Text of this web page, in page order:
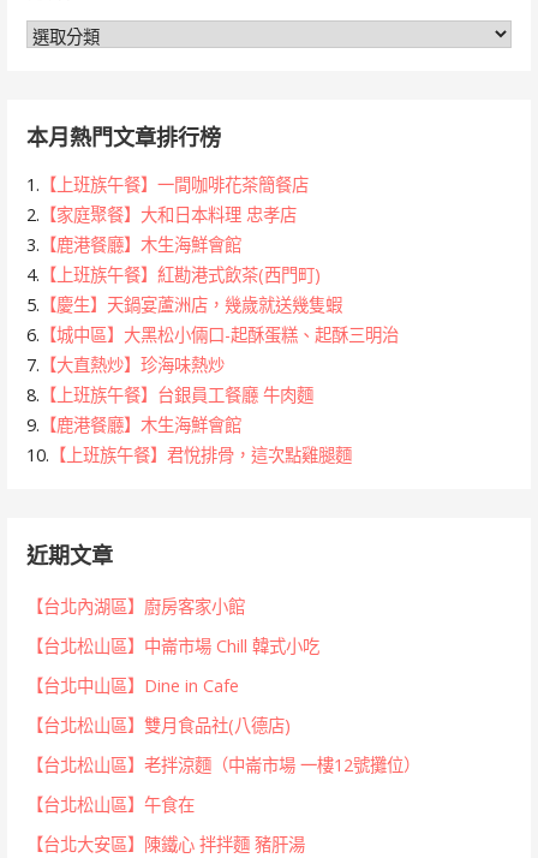
分
本月熱門文章排行榜
1. 【上班族午餐】一間咖啡花茶簡餐店
2. 【家庭聚餐】大和日本料理 忠孝店
3. 【鹿港餐廳】木生海鮮會館
4. 【上班族午餐】紅勘港式飲茶(西門町)
5. 【慶生】天鍋宴蘆洲店，幾歲就送幾隻蝦
6. 【城中區】大黑松小倆口-起酥蛋糕、起酥三明治
7. 【大直熱炒】珍海味熱炒
8. 【上班族午餐】台銀員工餐廳 牛肉麵
9. 【鹿港餐廳】木生海鮮會館
10. 【上班族午餐】君悅排骨，這次點雞腿麵
近期文章
【台北內湖區】廚房客家小館
【台北松山區】中崙市場 Chill 韓式小吃
【台北中山區】Dine in Cafe
【台北松山區】雙月食品社(八德店)
【台北松山區】老拌涼麵（中崙市場 一樓12號攤位）
【台北松山區】午食在
【台北大安區】陳鐵心 拌拌麵 豬肝湯